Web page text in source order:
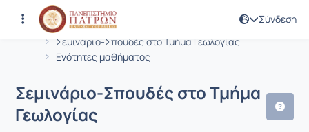
Σύνδεση
Αρχική Σελίδα
Σεμινάριο-Σπουδές στο Τμήμα Γεωλογίας
Ενότητες μαθήματος
Μάθημα : Σεμινάριο-Σπουδές στο
Κωδικός : GEO394
Σεμινάριο-Σπουδές στο Τμήμα
Γεωλογίας